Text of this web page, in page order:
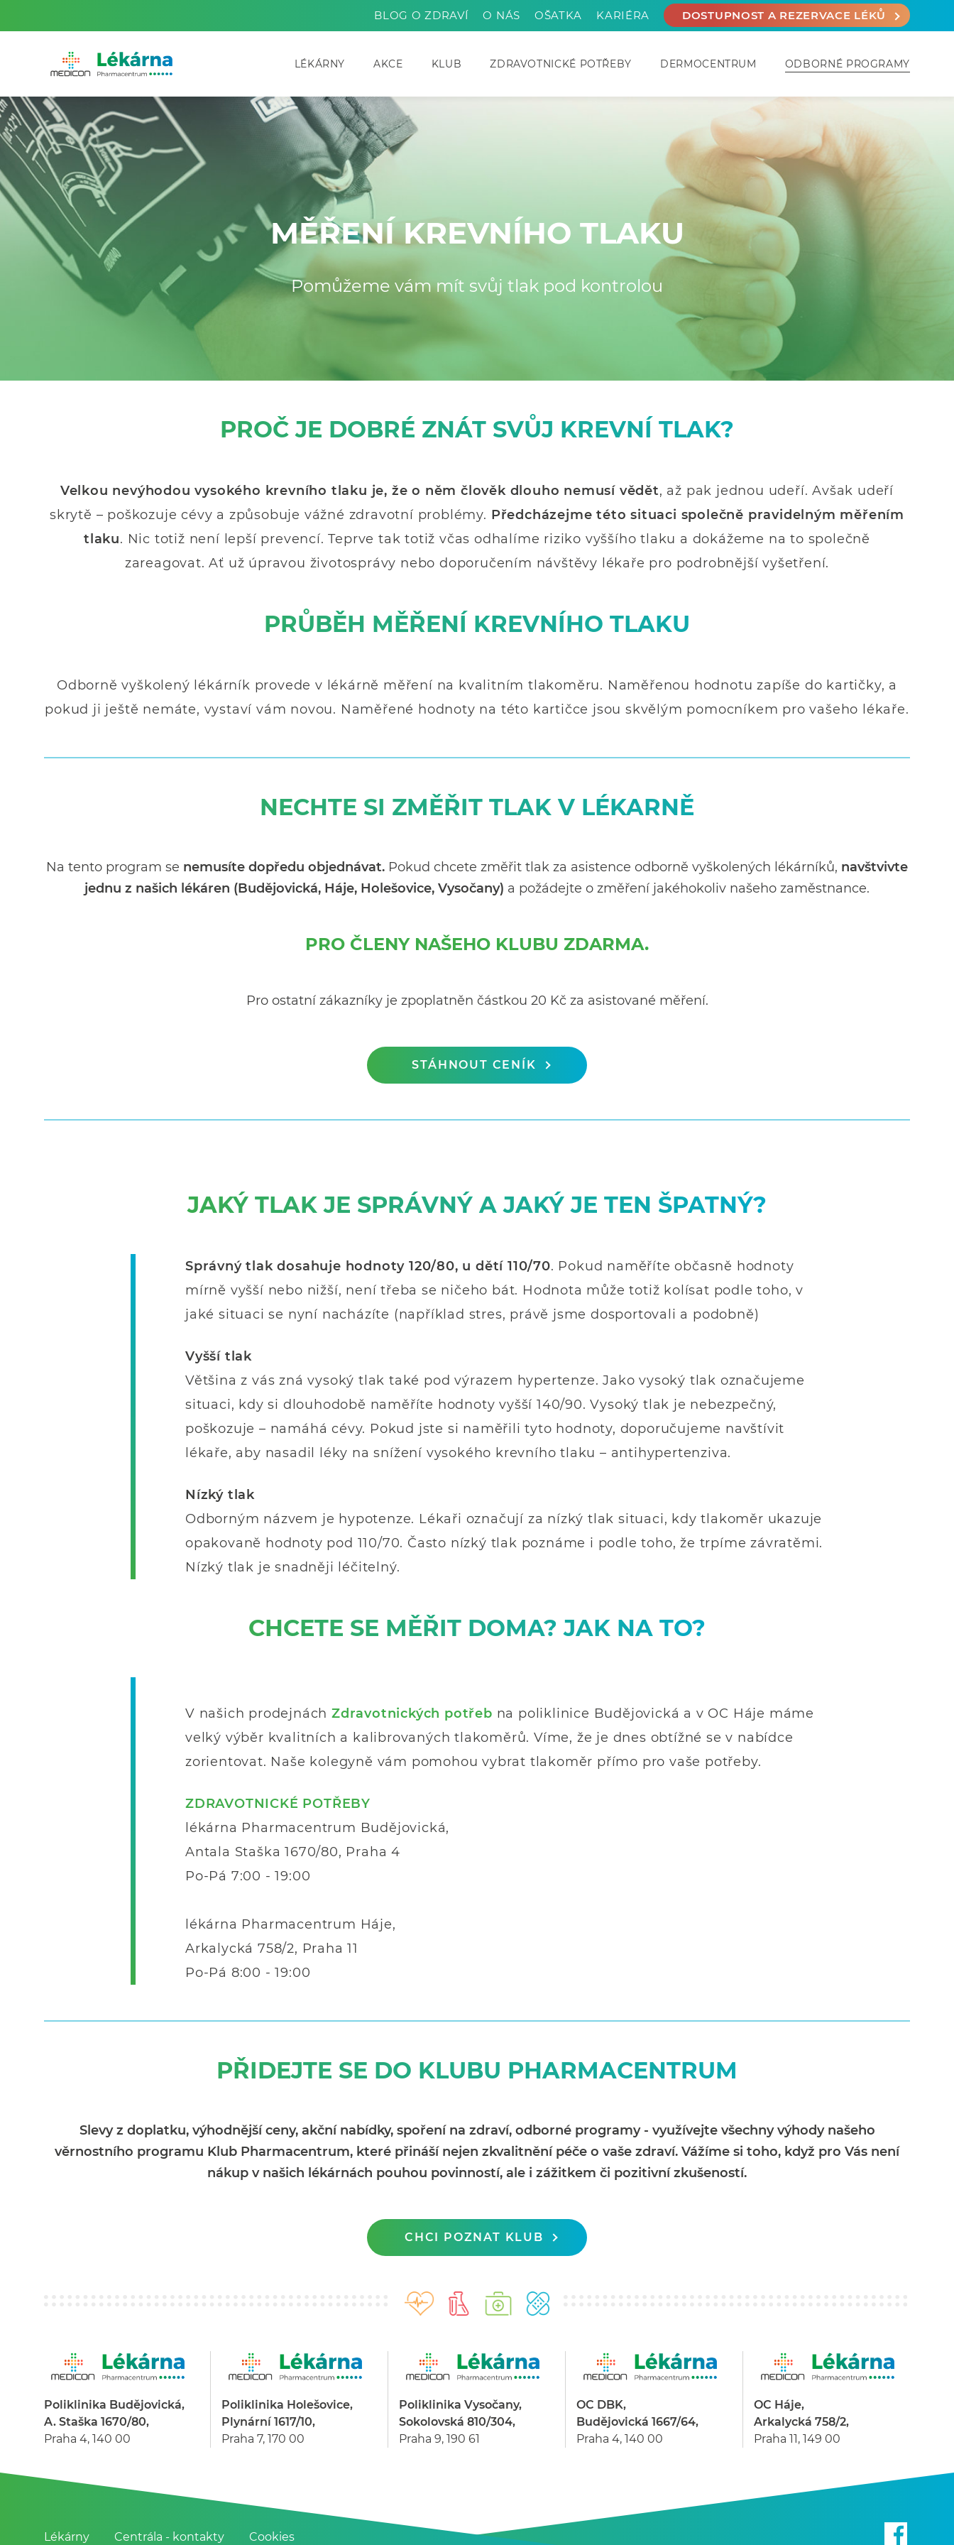
BLOG O ZDRAVÍ O NÁS OŠATKA KARIÉRA DOSTUPNOST A REZERVACE LÉKŮ
LÉKÁRNY AKCE KLUB ZDRAVOTNICKÉ POTŘEBY DERMOCENTRUM ODBORNÉ PROGRAMY
MĚŘENÍ KREVNÍHO TLAKU
Pomůžeme vám mít svůj tlak pod kontrolou
PROČ JE DOBRÉ ZNÁT SVŮJ KREVNÍ TLAK?
Velkou nevýhodou vysokého krevního tlaku je, že o něm člověk dlouho nemusí vědět, až pak jednou udeří. Avšak udeří
skrytě – poškozuje cévy a způsobuje vážné zdravotní problémy. Předcházejme této situaci společně pravidelným měřením
tlaku. Nic totiž není lepší prevencí. Teprve tak totiž včas odhalíme riziko vyššího tlaku a dokážeme na to společně
zareagovat. Ať už úpravou životosprávy nebo doporučením návštěvy lékaře pro podrobnější vyšetření.
PRŮBĚH MĚŘENÍ KREVNÍHO TLAKU
Odborně vyškolený lékárník provede v lékárně měření na kvalitním tlakoměru. Naměřenou hodnotu zapíše do kartičky, a
pokud ji ještě nemáte, vystaví vám novou. Naměřené hodnoty na této kartičce jsou skvělým pomocníkem pro vašeho lékaře.
NECHTE SI ZMĚŘIT TLAK V LÉKARNĚ
Na tento program se nemusíte dopředu objednávat. Pokud chcete změřit tlak za asistence odborně vyškolených lékárníků, navštvivte
jednu z našich lékáren (Budějovická, Háje, Holešovice, Vysočany) a požádejte o změření jakéhokoliv našeho zaměstnance.
PRO ČLENY NAŠEHO KLUBU ZDARMA.
Pro ostatní zákazníky je zpoplatněn částkou 20 Kč za asistované měření.
STÁHNOUT CENÍK
JAKÝ TLAK JE SPRÁVNÝ A JAKÝ JE TEN ŠPATNÝ?
Správný tlak dosahuje hodnoty 120/80, u dětí 110/70. Pokud naměříte občasně hodnoty
mírně vyšší nebo nižší, není třeba se ničeho bát. Hodnota může totiž kolísat podle toho, v
jaké situaci se nyní nacházíte (například stres, právě jsme dosportovali a podobně)
Vyšší tlak
Většina z vás zná vysoký tlak také pod výrazem hypertenze. Jako vysoký tlak označujeme
situaci, kdy si dlouhodobě naměříte hodnoty vyšší 140/90. Vysoký tlak je nebezpečný,
poškozuje – namáhá cévy. Pokud jste si naměřili tyto hodnoty, doporučujeme navštívit
lékaře, aby nasadil léky na snížení vysokého krevního tlaku – antihypertenziva.
Nízký tlak
Odborným názvem je hypotenze. Lékaři označují za nízký tlak situaci, kdy tlakoměr ukazuje
opakovaně hodnoty pod 110/70. Často nízký tlak poznáme i podle toho, že trpíme závratěmi.
Nízký tlak je snadněji léčitelný.
CHCETE SE MĚŘIT DOMA? JAK NA TO?
V našich prodejnách Zdravotnických potřeb na poliklinice Budějovická a v OC Háje máme
velký výběr kvalitních a kalibrovaných tlakoměrů. Víme, že je dnes obtížné se v nabídce
zorientovat. Naše kolegyně vám pomohou vybrat tlakoměr přímo pro vaše potřeby.
ZDRAVOTNICKÉ POTŘEBY
lékárna Pharmacentrum Budějovická,
Antala Staška 1670/80, Praha 4
Po-Pá 7:00 - 19:00
lékárna Pharmacentrum Háje,
Arkalycká 758/2, Praha 11
Po-Pá 8:00 - 19:00
PŘIDEJTE SE DO KLUBU PHARMACENTRUM
Slevy z doplatku, výhodnější ceny, akční nabídky, spoření na zdraví, odborné programy - využívejte všechny výhody našeho
věrnostního programu Klub Pharmacentrum, které přináší nejen zkvalitnění péče o vaše zdraví. Vážíme si toho, když pro Vás není
nákup v našich lékárnách pouhou povinností, ale i zážitkem či pozitivní zkušeností.
CHCI POZNAT KLUB
Poliklinika Budějovická,
A. Staška 1670/80,
Praha 4, 140 00
Poliklinika Holešovice,
Plynární 1617/10,
Praha 7, 170 00
Poliklinika Vysočany,
Sokolovská 810/304,
Praha 9, 190 61
OC DBK,
Budějovická 1667/64,
Praha 4, 140 00
OC Háje,
Arkalycká 758/2,
Praha 11, 149 00
Lékárny Centrála - kontakty Cookies